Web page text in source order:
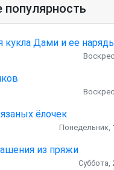
кукла Дами и ее
ёлочек
Понедельник,
из пряжи
Суббота,